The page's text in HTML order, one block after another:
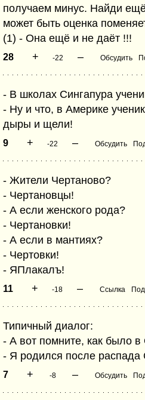
получаем минус. Найди
может быть оценка
(1) - Она ещё и не даёт !!!
28 + -22 – Обсудить
- В школах Сингапура
- Ну и что, в Америке
дыры и щели!
9 + -22 – Обсудить
- Жители Чертаново?
- Чертановцы!
- А если женского рода?
- Чертановки!
- А если в мантиях?
- Чертовки!
- ЯПлакалъ!
11 + -18 – Ссылка
Типичный диалог:
- А вот помните, как было
- Я родился после
7 + -8 – Обсудить